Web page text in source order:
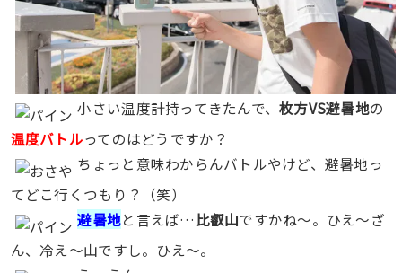
小さい温度計持ってきたんで、枚方VS避暑地の
温度バトルってのはどうですか？
ちょっと意味わからんバトルやけど、避暑地っ
てどこ行くつもり？（笑）
避暑地と言えば…比叡山ですかね〜。ひえ〜ざ
ん、冷え〜山ですし。ひえ〜。